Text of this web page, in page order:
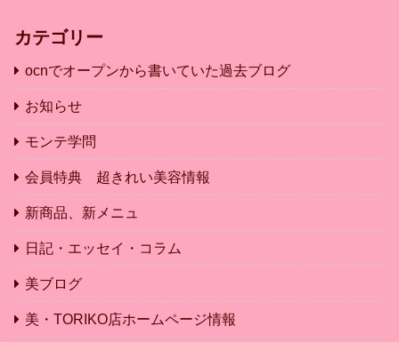
カテゴリー
ocnでオープンから書いていた過去ブログ
お知らせ
モンテ学問
会員特典 超きれい美容情報
新商品、新メニュ
日記・エッセイ・コラム
美ブログ
美・TORIKO店ホームページ情報